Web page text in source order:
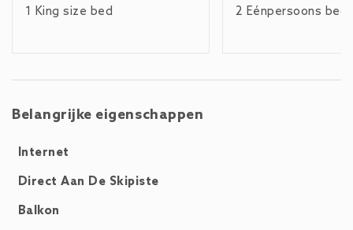
loopafstand. De dichtstbijzijnde skilift is de AreitXpress - ca.
1 King size bed
2 Eénpersoons
Belangrijke eigenschappen
Internet
Direct Aan De Skipiste
Balkon